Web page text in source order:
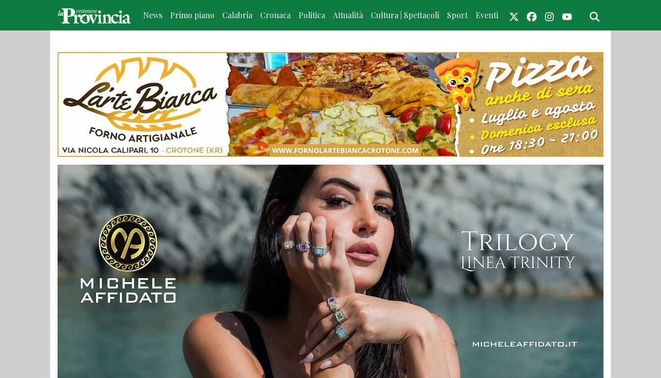
News Primo piano Calabria Cronaca Politica Attualità Cultura | Spettacoli Sport Eventi